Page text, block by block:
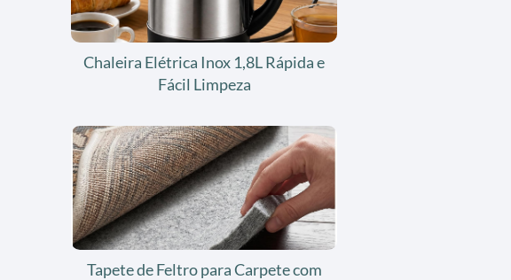
Chaleira Elétrica Inox 1,8L Rápida e
Fácil Limpeza
Tapete de Feltro para Carpete com